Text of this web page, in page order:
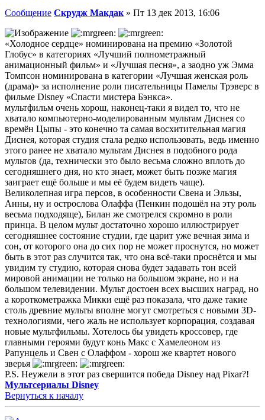
Сообщение Скрудж Макдак» Пт 13 дек 2013, 16:06
«Холодное сердце» номинирована на премию «Золотой
Глобус» в категориях «Лучший полнометражный
анимационный фильм» и «Лучшая песня», а заодно уж Эмма
Томпсон номинирована в категории «Лучшая женская роль
(драма)» за исполнение роли писательницы Памелы Трэверс в
фильме Disney «Спасти мистера Бэнкса».
мультфильм очень хорош, наконец-таки я видел то, что не
хватало компьютерно-моделированным мультам Диснея со
времён Цыпы - это конечно та самая восхитительная магия
Диснея, которая студия стала редко использовать, ведь именно
этого ранее не хватало мультам Диснея в подобного рода
мультов (да, технически это было весьма сложно вплоть до
сегодняшнего дня, но кто знает, может быть позже магия
заиграет ещё больше и мы её будем видеть чаще).
Великолепная игра персов, в особенности Свена и Эльзы,
Анны, ну и острослова Олаффа (Пенкин подошёл на эту роль
весьма подходяще), Билан же смотрелся скромно в роли
принца. В целом мульт достаточно хорошо иллюстрирует
сегодняшнее состояние студии, где царит уже вечная зима и
сон, от которого она до сих пор не может проснутся, но может
быть в этот раз случится так, что она всё-таки проснётся и мы
увидим ту студию, которая снова будет задавать тон всей
мировой анимации не только на большом экране, но и на
большом телевидении. Мульт достоен всех высших наград, но
а короткометражка Микки ещё раз показала, что даже такие
столь древние мульты вполне могут смотреться с новыми 3D-
технологиями, чего жаль не использует корпорация, создавая
новые мультфильмы. Хотелось бы увидеть кроссовер, где
главными героями будут конь Макс с Хамелеоном из
Рапунцель и Свен с Олаффом - хорош же квартет нового
зверья
P.S. Неужели в этот раз свершится победа Disney над Pixar?!
Мультсериалы Disney
Вернуться к началу